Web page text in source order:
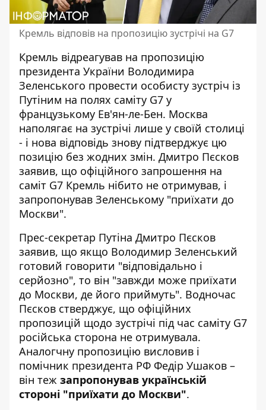
Кремль відповів на пропозицію зустрічі на G7
Кремль відреагував на пропозицію
президента України Володимира
Зеленського провести особисту зустріч із
Путіним на полях саміту G7 у
французькому Ев'ян-ле-Бен. Москва
наполягає на зустрічі лише у своїй столиці
- і нова відповідь знову підтверджує цю
позицію без жодних змін. Дмитро Пєсков
заявив, що офіційного запрошення на
саміт G7 Кремль нібито не отримував, і
запропонував Зеленському "приїхати до
Москви".
Прес-секретар Путіна Дмитро Пєсков
заявив, що якщо Володимир Зеленський
готовий говорити "відповідально і
серйозно", то він "завжди може приїхати
до Москви, де його приймуть". Водночас
Пєсков стверджує, що офіційних
пропозицій щодо зустрічі під час саміту G7
російська сторона не отримувала.
Аналогчну пропозицію висловив і
помічник президента РФ Федір Ушаков –
він теж запропонував українській
стороні "приїхати до Москви".